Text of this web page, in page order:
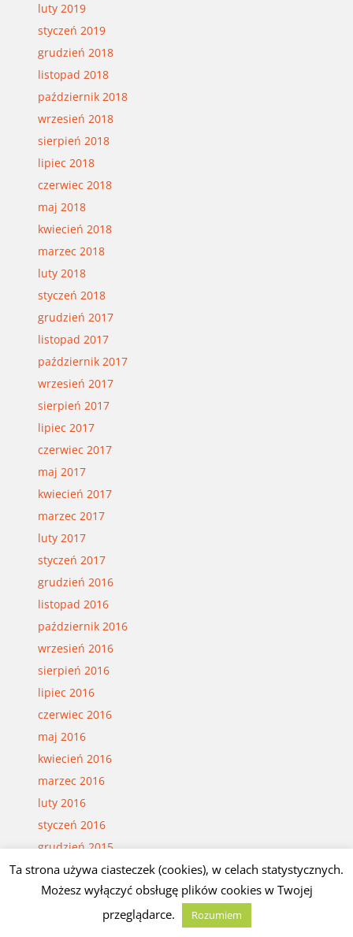
luty 2019
styczeń 2019
grudzień 2018
listopad 2018
październik 2018
wrzesień 2018
sierpień 2018
lipiec 2018
czerwiec 2018
maj 2018
kwiecień 2018
marzec 2018
luty 2018
styczeń 2018
grudzień 2017
listopad 2017
październik 2017
wrzesień 2017
sierpień 2017
lipiec 2017
czerwiec 2017
maj 2017
kwiecień 2017
marzec 2017
luty 2017
styczeń 2017
grudzień 2016
listopad 2016
październik 2016
wrzesień 2016
sierpień 2016
lipiec 2016
czerwiec 2016
maj 2016
kwiecień 2016
marzec 2016
luty 2016
styczeń 2016
grudzień 2015
listopad 2015
październik 2015
wrzesień 2015
Ta strona używa ciasteczek (cookies), w celach statystycznych.
Możesz wyłączyć obsługę plików cookies w Twojej
przeglądarce.
Rozumiem